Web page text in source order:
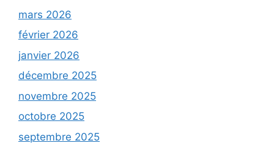
mars 2026
février 2026
janvier 2026
décembre 2025
novembre 2025
octobre 2025
septembre 2025